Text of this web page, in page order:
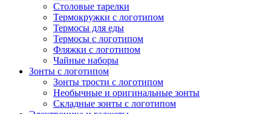
Столовые тарелки
Термокружки с логотипом
Термосы для еды
Термосы с логотипом
Фляжки с логотипом
Чайные наборы
Зонты с логотипом
Зонты трости с логотипом
Необычные и оригинальные зонты
Складные зонты с логотипом